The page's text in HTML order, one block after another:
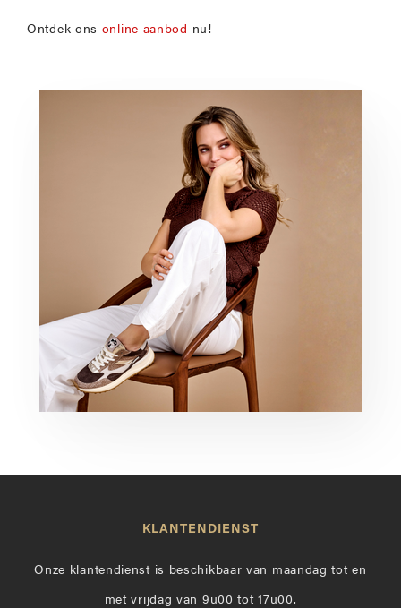
Ontdek ons online aanbod nu!
KLANTENDIENST
Onze klantendienst is beschikbaar van maandag tot en
met vrijdag van 9u00 tot 17u00.